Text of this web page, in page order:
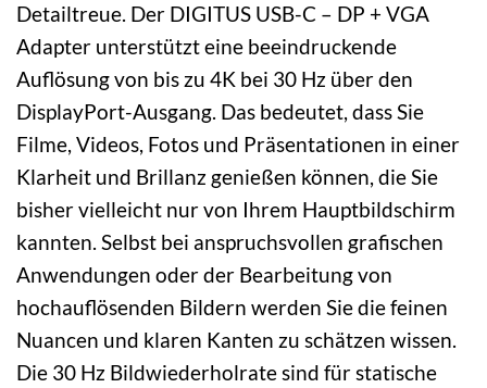
Detailtreue. Der DIGITUS USB-C – DP + VGA
Adapter unterstützt eine beeindruckende
Auflösung von bis zu 4K bei 30 Hz über den
DisplayPort-Ausgang. Das bedeutet, dass Sie
Filme, Videos, Fotos und Präsentationen in einer
Klarheit und Brillanz genießen können, die Sie
bisher vielleicht nur von Ihrem Hauptbildschirm
kannten. Selbst bei anspruchsvollen grafischen
Anwendungen oder der Bearbeitung von
hochauflösenden Bildern werden Sie die feinen
Nuancen und klaren Kanten zu schätzen wissen.
Die 30 Hz Bildwiederholrate sind für statische